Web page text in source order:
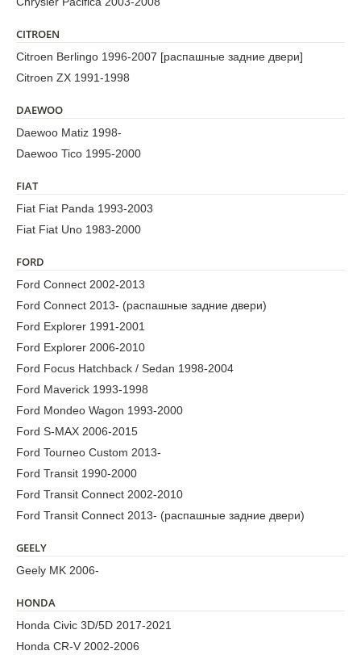
CITROEN
Citroen Berlingo 1996-2007 [распашные задние двери]
Citroen ZX 1991-1998
DAEWOO
Daewoo Matiz 1998-
Daewoo Tico 1995-2000
FIAT
Fiat Fiat Panda 1993-2003
Fiat Fiat Uno 1983-2000
FORD
Ford Connect 2002-2013
Ford Connect 2013- (распашные задние двери)
Ford Explorer 1991-2001
Ford Explorer 2006-2010
Ford Focus Hatchback / Sedan 1998-2004
Ford Maverick 1993-1998
Ford Mondeo Wagon 1993-2000
Ford S-MAX 2006-2015
Ford Tourneo Custom 2013-
Ford Transit 1990-2000
Ford Transit Connect 2002-2010
Ford Transit Connect 2013- (распашные задние двери)
GEELY
Geely MK 2006-
HONDA
Honda Civic 3D/5D 2017-2021
Honda CR-V 2002-2006